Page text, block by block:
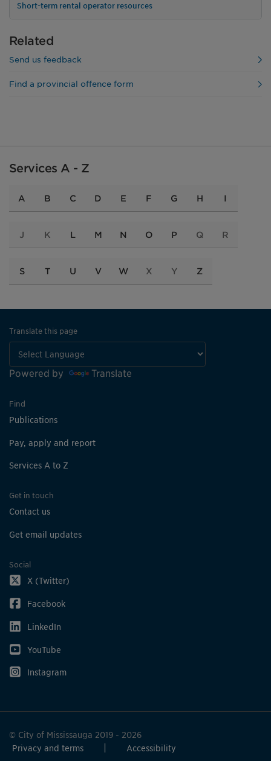
Short-term rental operator resources
Related
Send us feedback
Find a provincial offence form
Services A - Z
A B C D E F G H I
J K L M N O P Q R
S T U V W X Y Z
Translate this page
Powered by Translate
Find
Publications
Pay, apply and report
Services A to Z
Get in touch
Contact us
Get email updates
Social
X (Twitter)
Facebook
LinkedIn
YouTube
Instagram
© City of Mississauga 2019 - 2026
Privacy and terms
Accessibility